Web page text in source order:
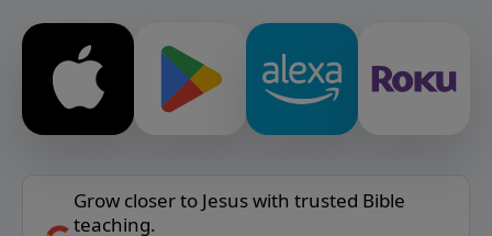
Grow closer to Jesus with trusted Bible
teaching.